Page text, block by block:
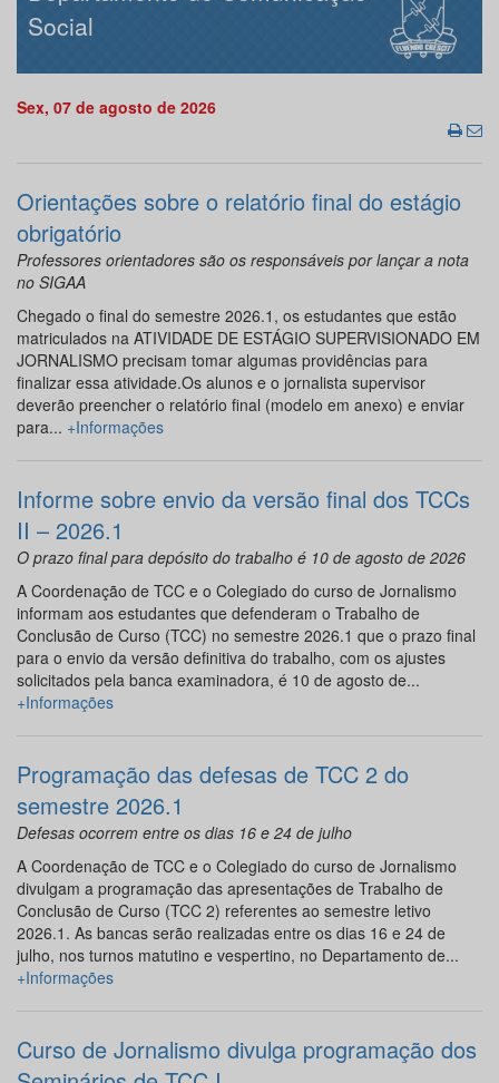
Social
Sex, 07 de agosto de 2026
Orientações sobre o relatório final do estágio
obrigatório
Professores orientadores são os responsáveis por lançar a nota
no SIGAA
Chegado o final do semestre 2026.1, os estudantes que estão
matriculados na ATIVIDADE DE ESTÁGIO SUPERVISIONADO EM
JORNALISMO precisam tomar algumas providências para
finalizar essa atividade.Os alunos e o jornalista supervisor
deverão preencher o relatório final (modelo em anexo) e enviar
para... +Informações
Informe sobre envio da versão final dos TCCs
II – 2026.1
O prazo final para depósito do trabalho é 10 de agosto de 2026
A Coordenação de TCC e o Colegiado do curso de Jornalismo
informam aos estudantes que defenderam o Trabalho de
Conclusão de Curso (TCC) no semestre 2026.1 que o prazo final
para o envio da versão definitiva do trabalho, com os ajustes
solicitados pela banca examinadora, é 10 de agosto de...
+Informações
Programação das defesas de TCC 2 do
semestre 2026.1
Defesas ocorrem entre os dias 16 e 24 de julho
A Coordenação de TCC e o Colegiado do curso de Jornalismo
divulgam a programação das apresentações de Trabalho de
Conclusão de Curso (TCC 2) referentes ao semestre letivo
2026.1. As bancas serão realizadas entre os dias 16 e 24 de
julho, nos turnos matutino e vespertino, no Departamento de...
+Informações
Curso de Jornalismo divulga programação dos